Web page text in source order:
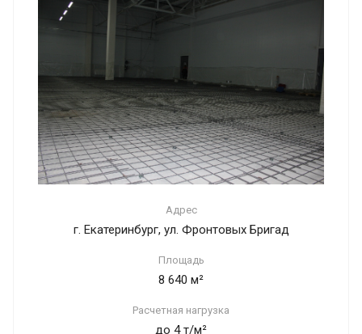
Адрес
г. Екатеринбург, ул. Фронтовых Бригад
Площадь
8 640 м²
Расчетная нагрузка
до 4 т/м²